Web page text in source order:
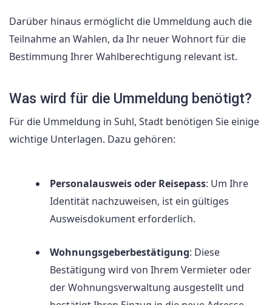
Darüber hinaus ermöglicht die Ummeldung auch die
Teilnahme an Wahlen, da Ihr neuer Wohnort für die
Bestimmung Ihrer Wahlberechtigung relevant ist.
Was wird für die Ummeldung benötigt?
Für die Ummeldung in Suhl, Stadt benötigen Sie einige
wichtige Unterlagen. Dazu gehören:
Personalausweis oder Reisepass: Um Ihre
Identität nachzuweisen, ist ein gültiges
Ausweisdokument erforderlich.
Wohnungsgeberbestätigung: Diese
Bestätigung wird von Ihrem Vermieter oder
der Wohnungsverwaltung ausgestellt und